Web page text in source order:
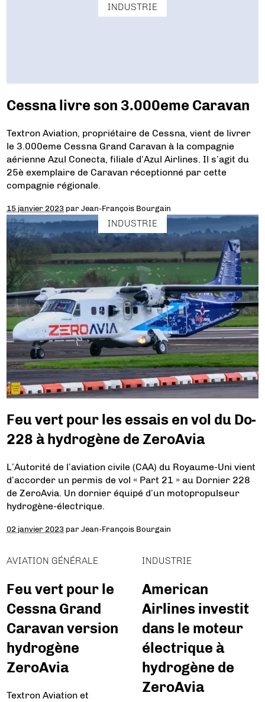
INDUSTRIE
Cessna livre son 3.000eme Caravan
Textron Aviation, propriétaire de Cessna, vient de livrer
le 3.000eme Cessna Grand Caravan à la compagnie
aérienne Azul Conecta, filiale d’Azul Airlines. Il s’agit du
25è exemplaire de Caravan réceptionné par cette
compagnie régionale.
15 janvier 2023 parJean-François Bourgain
INDUSTRIE
Feu vert pour les essais en vol du Do-
228 à hydrogène de ZeroAvia
L’Autorité de l’aviation civile (CAA) du Royaume-Uni vient
d’accorder un permis de vol « Part 21 » au Dornier 228
de ZeroAvia. Un dornier équipé d’un motopropulseur
hydrogène-électrique.
02 janvier 2023 parJean-François Bourgain
AVIATION GÉNÉRALE
Feu vert pour le
Cessna Grand
Caravan version
hydrogène
ZeroAvia
Textron Aviation et
INDUSTRIE
American
Airlines investit
dans le moteur
électrique à
hydrogène de
ZeroAvia